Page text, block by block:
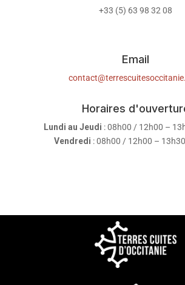
+33 (5) 63 98 32 08
Email
Horaires
Lundi au Jeudi : 08h00 / 12h00 –
Vendredi : 08h00 / 12h00 –